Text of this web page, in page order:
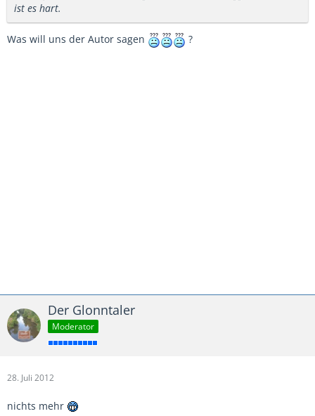
ist es hart.
Was will uns der Autor sagen ?
Der Glonntaler
Moderator
28. Juli 2012
nichts mehr